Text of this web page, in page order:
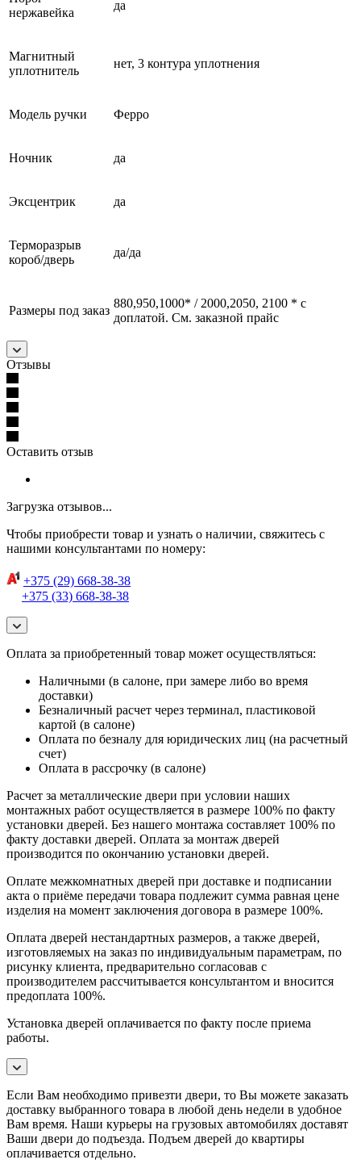
нержавейка
да
Магнитный
уплотнитель
нет, 3 контура уплотнения
Модель ручки Ферро
Ночник да
Эксцентрик да
Терморазрыв
короб/дверь
да/да
Размеры под заказ
880,950,1000* / 2000,2050, 2100 * с
доплатой. См. заказной прайс
Отзывы
Оставить отзыв
Загрузка отзывов...
Чтобы приобрести товар и узнать о наличии, свяжитесь с
нашими консультантами по номеру:
+375 (29) 668-38-38
+375 (33) 668-38-38
Оплата за приобретенный товар может осуществляться:
Наличными (в салоне, при замере либо во время
доставки)
Безналичный расчет через терминал, пластиковой
картой (в салоне)
Оплата по безналу для юридических лиц (на расчетный
счет)
Оплата в рассрочку (в салоне)
Расчет за металлические двери при условии наших
монтажных работ осуществляется в размере 100% по факту
установки дверей. Без нашего монтажа составляет 100% по
факту доставки дверей. Оплата за монтаж дверей
производится по окончанию установки дверей.
Оплате межкомнатных дверей при доставке и подписании
акта о приёме передачи товара подлежит сумма равная цене
изделия на момент заключения договора в размере 100%.
Оплата дверей нестандартных размеров, а также дверей,
изготовляемых на заказ по индивидуальным параметрам, по
рисунку клиента, предварительно согласовав с
производителем рассчитывается консультантом и вносится
предоплата 100%.
Установка дверей оплачивается по факту после приема
работы.
Если Вам необходимо привезти двери, то Вы можете заказать
доставку выбранного товара в любой день недели в удобное
Вам время. Наши курьеры на грузовых автомобилях доставят
Ваши двери до подъезда. Подъем дверей до квартиры
оплачивается отдельно.